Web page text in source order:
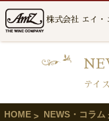
株式会社 エイ・
テイ
HOME NEWS・コラム